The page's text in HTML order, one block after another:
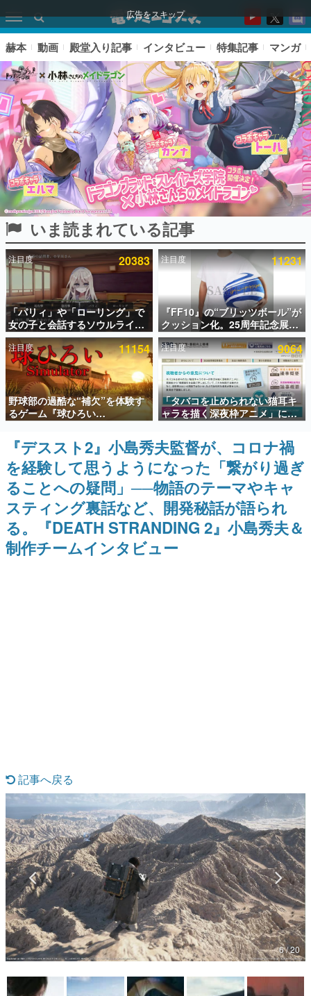
広告をスキップ
ピックアップ
電ファミのいま読まれている記事ランキング
アプリセール情報
インタビュー
連載・特集一覧
殿堂入り記事
SNS拡散数が数千以上！ ページビュー数万以上！ などな
ど。多くの人々に読まれた、電ファミ渾身の“殿堂入り”記
事をまとめました。
ゲームの企画書
名作ゲームクリエイターの方々に製作時のエピソードをお
聞きし、ヒットする企画（ゲーム）とは何か？を探ってい
きます。
赫本
この物語を解いてはいけない。『赫本』は、〈試験問題〉
の形をした短編ホラー小説集です。
新世代に訊く
具体的な形から解き明かしていく、硬派で骨太な評論連載
です。
ゲームが変えた日本語
「経験値」「裏技」「ラスボス」… ゲームにまつわる言葉
の起源や用法の変遷を、コンピューター文化史研究家・タ
イニーP氏が徹底調査。
カテゴリ
特集記事
マンガ
女性向け
赫本 動画 殿堂入り記事 インタビュー 特集記事 マンガ
いま読まれている記事
注目度 20383
「パリィ」や「ローリング」で
女の子と会話するソウルライク
恋愛ゲーム『小早川さんはソウ
ルライク』無料公開。返事に失
敗すると「YOU DIED」
注目度 11231
『FF10』の“ブリッツボール”が
クッション化。25周年記念展
「FINAL FANTASY X
MUSEUM-幻光の記憶-」のグッ
ズ情報が一部公開
注目度 11154
野球部の過酷な“補欠”を体験す
るゲーム『球ひろい
Simulator』が「1件」のウィッ
シュリストをもとにチェコ語に
対応しSNSで話題に。『キング
ダム・カム』開発元やチェコの
プロ野球選手から称賛の声
注目度 9064
「タバコを止められない猫耳キ
ャラを描く深夜枠アニメ」に視
聴者の一部から批判意見。違法
薬物の使用と思しき描写も含め
て、BPOが議論を交わす
『デススト2』小島秀夫監督が、コロナ禍
を経験して思うようになった「繋がり過ぎ
ることへの疑問」──物語のテーマやキャ
スティング裏話など、開発秘話が語られ
る。『DEATH STRANDING 2』小島秀夫＆
制作チームインタビュー
記事へ戻る
6 / 20